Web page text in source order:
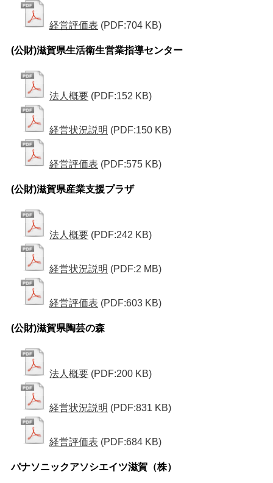
経営評価表 (PDF:704 KB)
(公財)滋賀県生活衛生営業指導センター
法人概要 (PDF:152 KB)
経営状況説明 (PDF:150 KB)
経営評価表 (PDF:575 KB)
(公財)滋賀県産業支援プラザ
法人概要 (PDF:242 KB)
経営状況説明 (PDF:2 MB)
経営評価表 (PDF:603 KB)
(公財)滋賀県陶芸の森
法人概要 (PDF:200 KB)
経営状況説明 (PDF:831 KB)
経営評価表 (PDF:684 KB)
パナソニックアソシエイツ滋賀（株）